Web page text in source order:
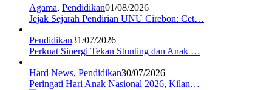
Agama, Pendidikan01/08/2026
Jejak Sejarah Pendirian UNU Cirebon: Cet…
Pendidikan31/07/2026
Perkuat Sinergi Tekan Stunting dan Anak …
Hard News, Pendidikan30/07/2026
Peringati Hari Anak Nasional 2026, Kilan…